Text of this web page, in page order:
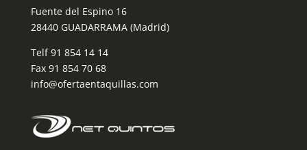
Fuente del Espino 16
28440 GUADARRAMA (Madrid)
Telf91 854 14 14
Fax 91 854 70 68
info@ofertaentaquillas.com